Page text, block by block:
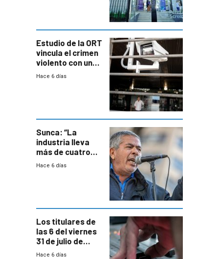
Estudio de la ORT
vincula el crimen
violento con una
menor creación
Hace 6 días
Sunca: “La
industria lleva
más de cuatro
meses sin
Hace 6 días
Los titulares de
las 6 del viernes
31 de julio de
2026
Hace 6 días